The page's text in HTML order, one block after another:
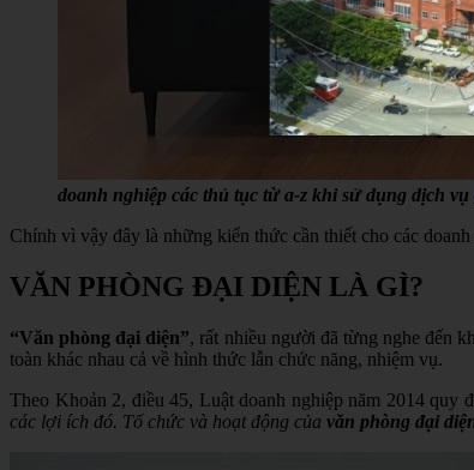
doanh nghiệp các thủ tục từ a-z khi sử dụng dịch vụ
Chính vì vậy đây là những kiến thức cần thiết cho các
VĂN PHÒNG ĐẠI DIỆN LÀ GÌ?
“Văn phòng đại diện”, rất nhiều người đã từng nghe đến
toàn khác nhau cả về hình thức lẫn chức năng, nhiệm vụ.
Theo Khoản 2, điều 45, Luật doanh nghiệp năm 2014 quy
các lợi ích đó. Tổ chức và hoạt động của văn phòng đại